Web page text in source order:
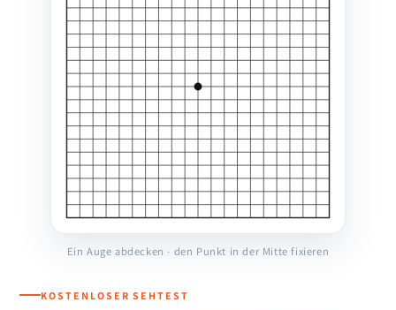
Ein Auge abdecken · den Punkt in der Mitte fixieren
KOSTENLOSER SEHTEST